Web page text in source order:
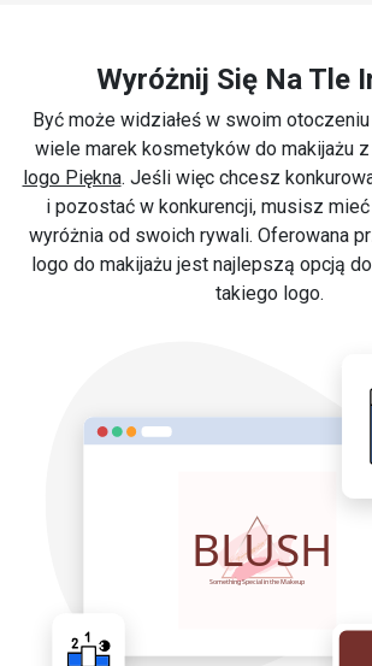
Wyróżnij Się Na Tle
Być może widziałeś w swoim
wiele marek kosmetyków do makijażu
logo Piękna. Jeśli więc chcesz
i pozostać w konkurencji, musisz
wyróżnia od swoich rywali. Oferowana
logo do makijażu jest najlepszą opcją
takiego logo.